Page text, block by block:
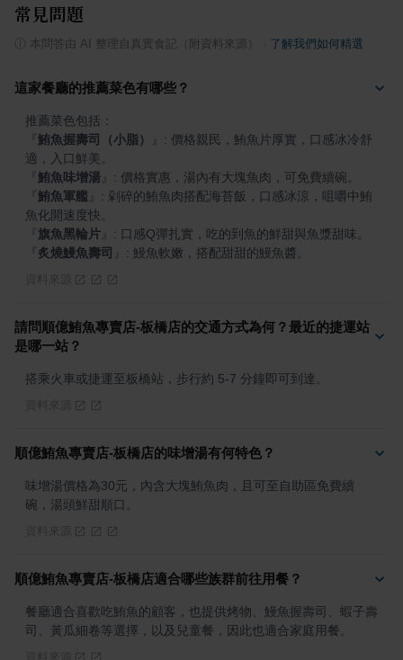
常見問題
本問答由 AI 整理自真實食記（附資料來源） 了解我們如何精選
這家餐廳的推薦菜色有哪些？
鮪魚握壽司（小脂）
: 價格親民，鮪魚片厚實，口感冰冷舒
鮪魚味增湯
鮪魚軍艦
: 剁碎的鮪魚肉搭配海苔飯，口感冰涼，咀嚼中鮪
旗魚黑輪片
炙燒鰻魚壽司 : 鰻魚軟嫩，搭配甜甜的鰻魚醬。
請問順億鮪魚專賣店-板橋店的交通方式為何？最近的捷運站
是哪一站？
搭乘火車或捷運至板橋站，步行約 5-7 分鐘即可到達。
順億鮪魚專賣店-板橋店的味增湯有何特色？
味增湯價格為30元，內含大塊鮪魚肉，且可至自助區免費續
碗，湯頭鮮甜順口。
順億鮪魚專賣店-板橋店適合哪些族群前往用餐？
餐廳適合喜歡吃鮪魚的顧客，也提供烤物、鰻魚握壽司、蝦子壽
司、黃瓜細卷等選擇，以及兒童餐，因此也適合家庭用餐。